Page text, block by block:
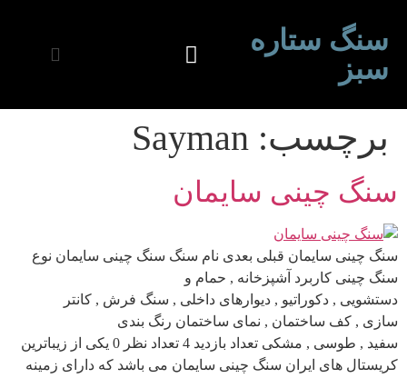
سنگ ستاره
سبز
برچسب: Sayman
سنگ چینی سایمان
سنگ چینی سایمان قبلی بعدی نام سنگ سنگ چینی سایمان نوع
سنگ چینی کاربرد آشپزخانه , حمام و
دستشویی , دکوراتیو , دیوارهای داخلی , سنگ فرش , کانتر
سازی , کف ساختمان , نمای ساختمان رنگ بندی
سفید , طوسی , مشکی تعداد بازدید 4 تعداد نظر 0 یکی از زیباترین
کریستال های ایران سنگ چینی سایمان می باشد که دارای زمینه